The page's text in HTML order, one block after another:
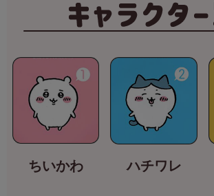
ちいかわ ハチワレ